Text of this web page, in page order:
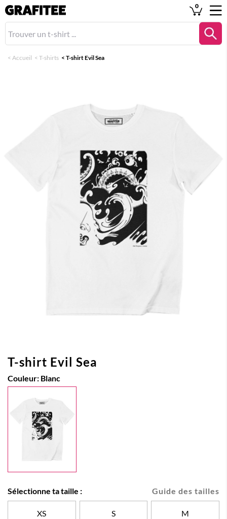
0
< Accueil < T-shirts < T-shirt Evil Sea
T-shirt Evil Sea
Couleur: Blanc
Guide des tailles
Sélectionne ta taille :
XS S M